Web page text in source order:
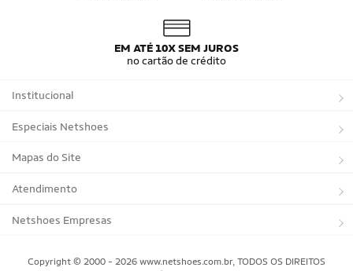
EM ATÉ 10X SEM JUROS
no cartão de crédito
Institucional
Sobre a Netshoes
Política de Privacidade
Programa de Afiliados
Regulamentos
Especiais Netshoes
Suplementos
Corrida
Bicicletas
Mapas do Site
Marcas
Tipos de Produtos
Atendimento
Trocas e devoluções
Netshoes Empresas
Copyright © 2000 - 2026 www.netshoes.com.br, TODOS OS DIREITOS